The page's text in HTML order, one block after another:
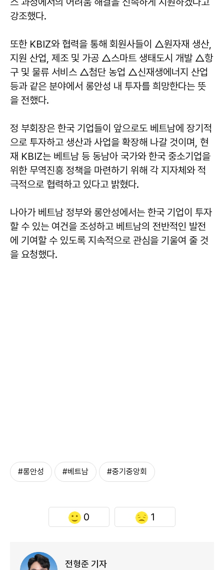
강조했다.
또한 KBIZ와 협력을 통해 회원사들이 △원자재 생산,
지원 산업, 제조 및 가공 △스마트 생태도시 개발 △항
구 및 물류 서비스 △첨단 농업 △신재생에너지 산업
등과 같은 분야에서 롱안성 내 투자를 희망한다는 뜻
을 전했다.
정 부회장은 한국 기업들이 앞으로도 베트남에 장기적
으로 투자하고 생산과 사업을 확장해 나갈 것이며, 현
재 KBIZ는 베트남 등 동남아 국가와 한국 중소기업을
위한 무역진흥 정책을 마련하기 위해 각 지자체와 적
극적으로 협력하고 있다고 밝혔다.
나아가 베트남 정부와 롱안성에서는 한국 기업이 투자
할 수 있는 여건을 조성하고 베트남의 전반적인 발전
에 기여할 수 있도록 지속적으로 관심을 기울여 줄 것
을 요청했다.
#롱안성 #베트남 #중기중앙회
0 1
전형준 기자